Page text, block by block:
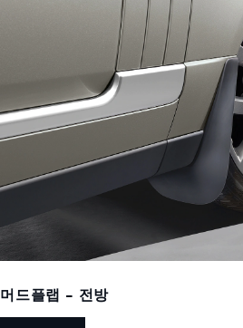
머드플랩 - 전방